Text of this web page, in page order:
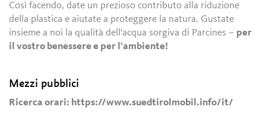
Così facendo, date un prezioso contributo alla riduzione
della plastica e aiutate a proteggere la natura. Gustate
insieme a noi la qualità dell'acqua sorgiva di Parcines – per
il vostro benessere e per l'ambiente!
Mezzi pubblici
Ricerca orari: https://www.suedtirolmobil.info/it/